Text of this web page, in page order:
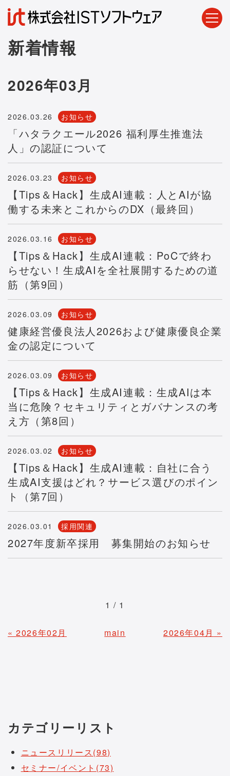
新着情報
2026年03月
2026.03.26 お知らせ
「ハタラクエール2026 福利厚生推進法
人」の認証について
2026.03.23 お知らせ
【Tips＆Hack】生成AI連載：人とAIが協
働する未来とこれからのDX（最終回）
2026.03.16 お知らせ
【Tips＆Hack】生成AI連載：PoCで終わ
らせない！生成AIを全社展開するための道
筋（第9回）
2026.03.09 お知らせ
健康経営優良法人2026および健康優良企業
金の認定について
2026.03.09 お知らせ
【Tips＆Hack】生成AI連載：生成AIは本
当に危険？セキュリティとガバナンスの考
え方（第8回）
2026.03.02 お知らせ
【Tips＆Hack】生成AI連載：自社に合う
生成AI支援はどれ？サービス選びのポイン
ト（第7回）
2026.03.01 採用関連
2027年度新卒採用 募集開始のお知らせ
1 / 1
«2026年02月 main 2026年04月 »
カテゴリーリスト
ニュースリリース(98)
セミナー/イベント(73)